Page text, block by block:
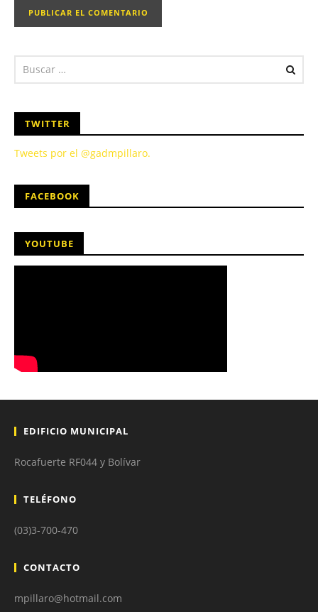
TWITTER
Tweets por el @gadmpillaro.
FACEBOOK
YOUTUBE
EDIFICIO MUNICIPAL
Rocafuerte RF044 y Bolívar
TELÉFONO
(03)3-700-470
CONTACTO
mpillaro@hotmail.com